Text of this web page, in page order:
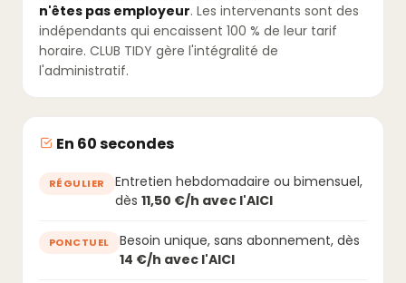
n'êtes pas employeur. Les intervenants sont des
indépendants qui encaissent 100 % de leur tarif
horaire. CLUB TIDY gère l'intégralité de
l'administratif.
En 60 secondes
RÉGULIER
Entretien hebdomadaire ou bimensuel,
dès 11,50 €/h avec l'AICI
PONCTUEL
Besoin unique, sans abonnement, dès
14 €/h avec l'AICI